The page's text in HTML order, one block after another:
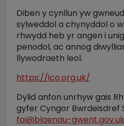
Diben y cynllun yw
sylweddol a chynyddol o
rhwydd heb yr angen i
penodol, ac annog
llywodraeth leol.
https://ico.org.uk/
Dylid anfon unrhyw gais
gyfer Cyngor Bwrdeisdref
foi@blaenau-gwent.gov.uk